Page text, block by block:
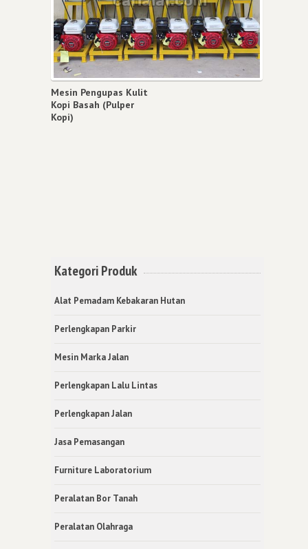
Mesin Pengupas Kulit
Kopi Basah (Pulper
Kopi)
Kategori Produk
Alat Pemadam Kebakaran Hutan
Perlengkapan Parkir
Mesin Marka Jalan
Perlengkapan Lalu Lintas
Perlengkapan Jalan
Jasa Pemasangan
Furniture Laboratorium
Peralatan Bor Tanah
Peralatan Olahraga